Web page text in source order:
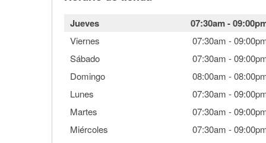
Jueves 07:30am-
Viernes 07:30am -
Sábado
07:30am -
Domingo
08:00am -
Lunes
07:30am -
Martes
07:30am -
Miércoles
07:30am -